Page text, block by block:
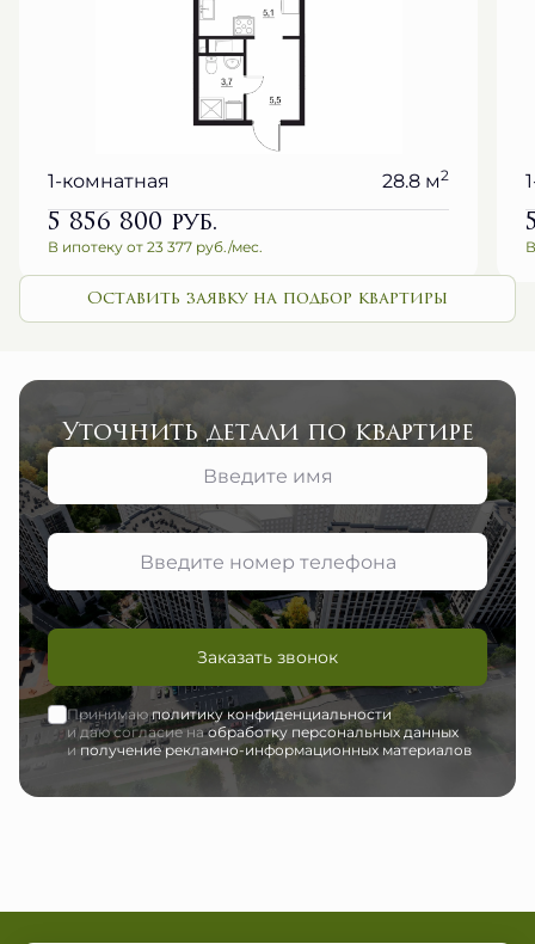
1-комнатная 28.8 м2
5 856 800руб.
В ипотеку от 23 377 руб./мес.
Оставить заявку на подбор квартиры
Уточнить детали по квартире
Заказать звонок
Принимаюполитику конфиденциальности
и даю согласие наобработку персональных данных
иполучение рекламно-информационных материалов